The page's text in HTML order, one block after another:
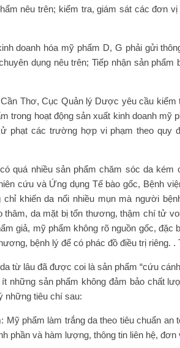
nêu trên; kiểm tra, giám sát các đơn
doanh hóa mỹ phẩm D, G phải gửi
dụng nêu trên; Tiếp nhận sản
Thơ, Cục Quản lý Dược yêu cầu
trong hoạt động sản xuất kinh doanh mỹ
phạt các trường hợp vi phạm theo quy
quá nhiều sản phẩm chăm sóc da
cứu và Ứng dụng Tế bào gốc, Bệnh
chỉ khiến da nổi nhiều mụn mà người
thâm, da mặt bị tổn thương, thậm chí tử
giả, mỹ phẩm không rõ nguồn gốc,
bệnh lý để có phác đồ điều trị riêng.
từ lâu đã được coi là sản phẩm “cứu
những sản phẩm không đảm bảo chất
những tiêu chí sau:
Mỹ phẩm làm trắng da theo tiêu chuẩn
phần và hàm lượng, thông tin liên hệ,